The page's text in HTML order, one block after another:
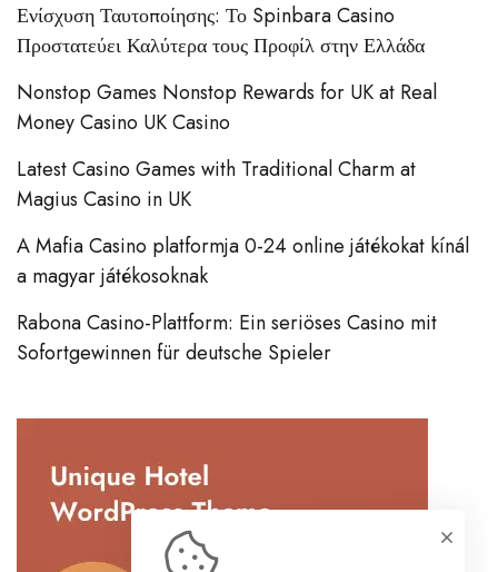
Ενίσχυση Ταυτοποίησης: Το Spinbara Casino
Προστατεύει Καλύτερα τους Προφίλ στην Ελλάδα
Nonstop Games Nonstop Rewards for UK at Real
Money Casino UK Casino
Latest Casino Games with Traditional Charm at
Magius Casino in UK
A Mafia Casino platformja 0-24 online játékokat kínál
a magyar játékosoknak
Rabona Casino-Plattform: Ein seriöses Casino mit
Sofortgewinnen für deutsche Spieler